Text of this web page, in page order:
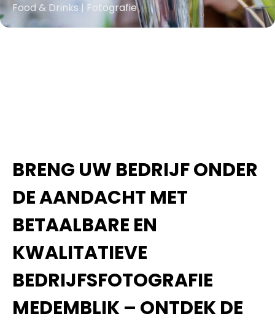
Food & Drinks | Fotografie
BRENG UW BEDRIJF ONDER
DE AANDACHT MET
BETAALBARE EN
KWALITATIEVE
BEDRIJFSFOTOGRAFIE
MEDEMBLIK – ONTDEK DE